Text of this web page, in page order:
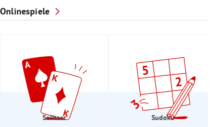
Onlinespiele
Solitaer Sudoku